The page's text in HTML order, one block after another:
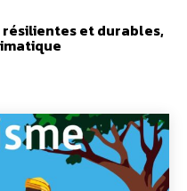
et durables,